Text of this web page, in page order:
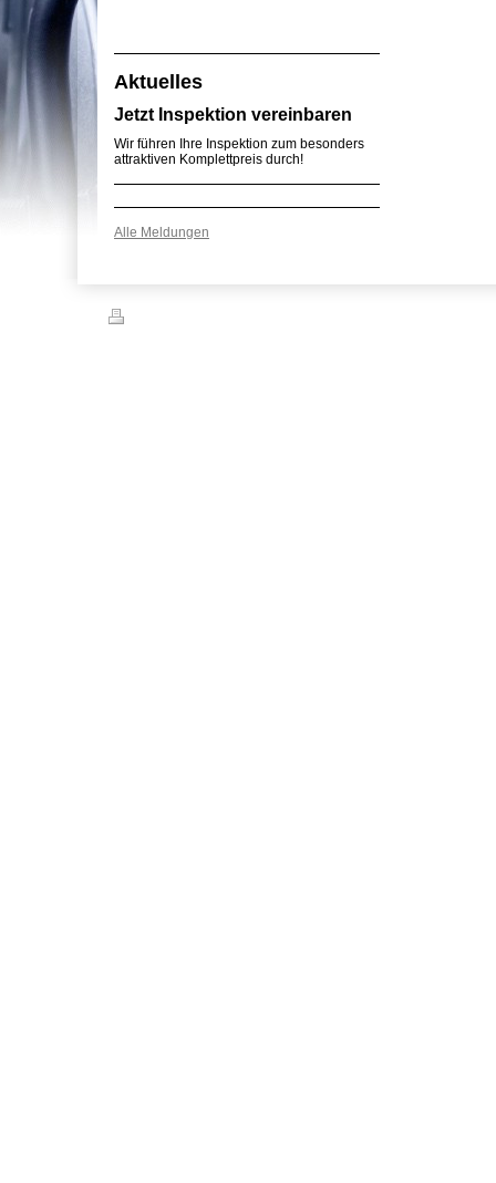
Aktuelles
Jetzt Inspektion vereinbaren
Wir führen Ihre Inspektion zum besonders
attraktiven Komplettpreis durch!
Alle Meldungen